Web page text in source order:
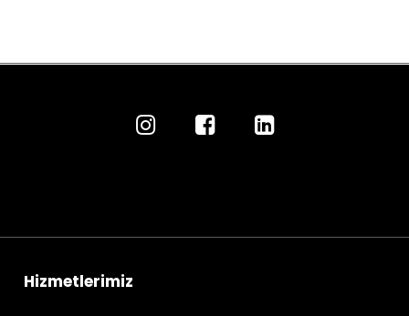
Hizmetlerimiz